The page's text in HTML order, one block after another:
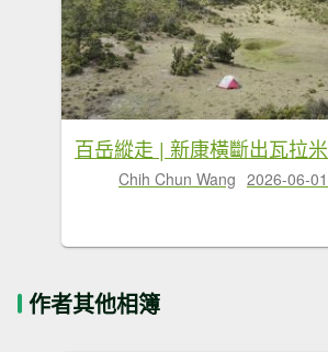
百岳縱走 | 新康橫斷出瓦拉米
Chih Chun Wang 2026-06-01
作者其他相簿